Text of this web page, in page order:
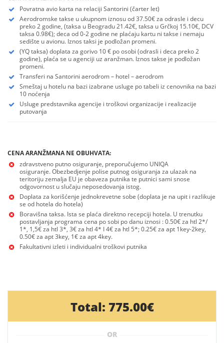
Povratna avio karta na relaciji Santorini (čarter let)
Aerodromske takse u ukupnom iznosu od 37.50€ za odrasle i decu
preko 2 godine, (taksa u Beogradu 21.42€, taksa u Grčkoj 15.10€, DCV
taksa 0.98€); deca od 0-2 godine ne plaćaju kartu ni takse i nemaju
sedište u avionu. Iznos taksi je podložan promeni.
(YQ taksa) doplata za gorivo 10 € po osobi (odrasli i deca preko 2
godine), plaća se u agenciji uz aranžman. Iznos takse je podložan
promeni.
Transferi na Santorini aerodrom – hotel – aerodrom
Smeštaj u hotelu na bazi izabrane usluge po tabeli iz cenovnika na bazi
10 noćenja
Usluge predstavnika agencije i troškovi organizacije i realizacije
putovanja
CENA ARANŽMANA NE OBUHVATA:
zdravstveno putno osiguranje, preporučujemo UNIQA
osiguranje. Obezbedjenje polise putnog osiguranja za ulazak na
teritoriju zemalja EU je obaveza putnika te putnici sami snose
odgovornost u slučaju neposedovanja istog.
Doplata za korišćenje jednokrevetne sobe (doplata je na upit i razlikuje
se od hotela do hotela)
Boravišna taksa. Ista se plaća direktno recepciji hotela. U trenutku
postavljanja programa cena po sobi po danu iznosi : 0.50€ za htl 2*/
1*, 1,5€ za htl 3*, 3€ za htl 4* I 4€ za htl 5*; 0.25€ za apt 1key-2key,
0.50€ za apt 3key, 1€ za apt 4key.
Fakultativni izleti i individualni troškovi putnika
Total: 775.00€
OR